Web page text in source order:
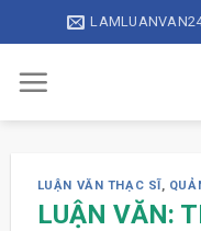
to
content
LUẬN VĂN THẠC SĨ ,
LUẬN VĂN: